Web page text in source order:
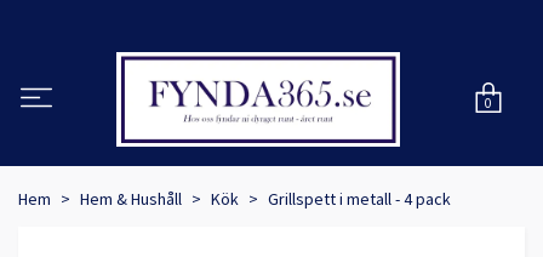
0
Hem Hem & Hushåll Kök Grillspett i metall - 4 pack